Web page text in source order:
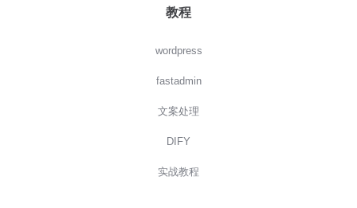
教程
wordpress
fastadmin
文案处理
DIFY
实战教程